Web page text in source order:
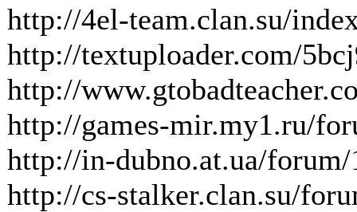
http://4el-team.clan.su/
http://textuploader.com/
http://
http://games-mir.my1.ru/
http://in-dubno.at.ua/
http://cs-stalker.clan.su/